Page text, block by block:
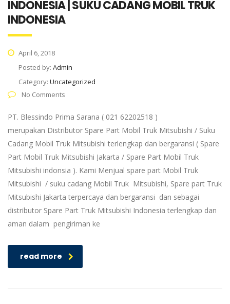
INDONESIA | SUKU CADANG MOBIL TRUK
INDONESIA
April 6, 2018
Posted by: Admin
Category: Uncategorized
No Comments
PT. Blessindo Prima Sarana ( 021 62202518 )
merupakan Distributor Spare Part Mobil Truk Mitsubishi / Suku
Cadang Mobil Truk Mitsubishi terlengkap dan bergaransi ( Spare
Part Mobil Truk Mitsubishi Jakarta / Spare Part Mobil Truk
Mitsubishi indonsia ). Kami Menjual spare part Mobil Truk
Mitsubishi / suku cadang Mobil Truk Mitsubishi, Spare part Truk
Mitsubishi Jakarta terpercaya dan bergaransi dan sebagai
distributor Spare Part Truk Mitsubishi Indonesia terlengkap dan
aman dalam pengiriman ke
read more